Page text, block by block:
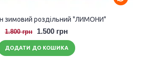
зимовий роздільний "ЛИМОНИ"
1.800 грн 1.500 грн
ДОДАТИ ДО КОШИКА